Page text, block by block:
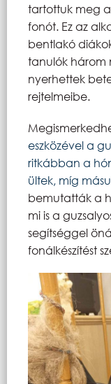
tartottuk meg
fonót. Ez az
bentlakó
tanulók három
nyerhettek
rejtelmeibe.
eszközével a
ritkábban a
ültek, míg
bemutatták a
mi is a
segítséggel
fonálkészítést